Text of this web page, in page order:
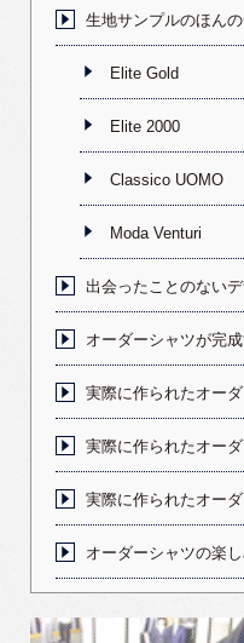
生地サンプルのほん
Elite Gold
Elite 2000
Classico UOMO
Moda Venturi
出会ったことのない
オーダーシャツが完
実際に作られたオー
実際に作られたオー
実際に作られたオー
オーダーシャツの楽